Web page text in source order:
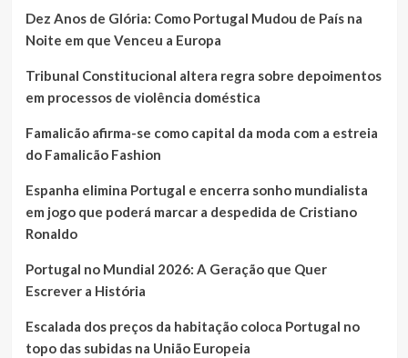
Dez Anos de Glória: Como Portugal Mudou de País na
Noite em que Venceu a Europa
Tribunal Constitucional altera regra sobre depoimentos
em processos de violência doméstica
Famalicão afirma-se como capital da moda com a estreia
do Famalicão Fashion
Espanha elimina Portugal e encerra sonho mundialista
em jogo que poderá marcar a despedida de Cristiano
Ronaldo
Portugal no Mundial 2026: A Geração que Quer
Escrever a História
Escalada dos preços da habitação coloca Portugal no
topo das subidas na União Europeia